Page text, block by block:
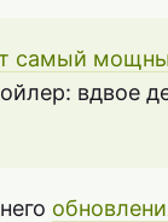
самый
вдвое